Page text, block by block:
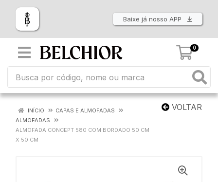
Baixe já nosso APP
0
VOLTAR
INÍCIO
CAPAS E ALMOFADAS
ALMOFADAS
ALMOFADA CONCEPT 580 COM BORDADO 50 CM
X 50 CM